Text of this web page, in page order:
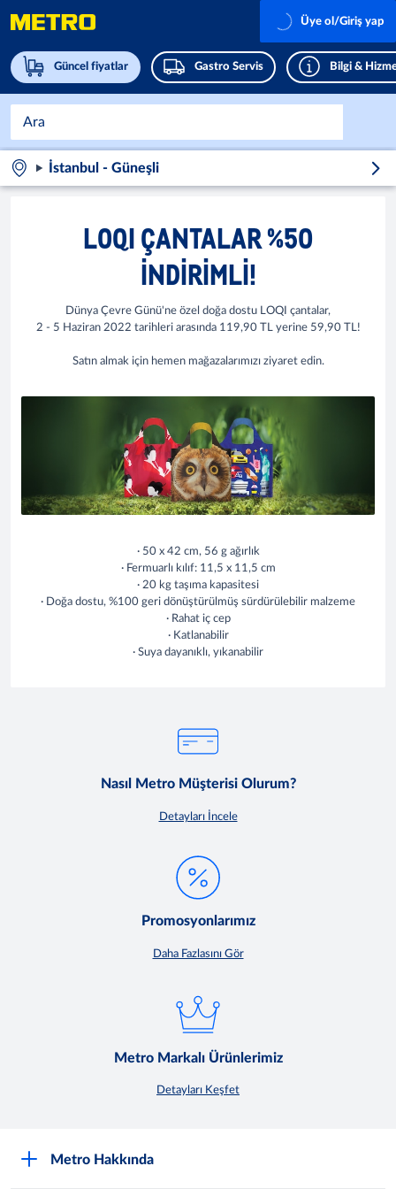
Güncel fiyatlar Gastro Servis Bilgi &
Üye ol/Giriş yap
İstanbul - Güneşli
LOQI ÇANTALAR %50
İNDİRİMLİ!
Dünya Çevre Günü'ne özel doğa dostu LOQI çantalar,
2 - 5 Haziran 2022 tarihleri arasında 119,90 TL yerine 59,90 TL!
Satın almak için hemen mağazalarımızı ziyaret edin.
· 50 x 42 cm, 56 g ağırlık
· Fermuarlı kılıf: 11,5 x 11,5 cm
· 20 kg taşıma kapasitesi
· Doğa dostu, %100 geri dönüştürülmüş sürdürülebilir malzeme
· Rahat iç cep
· Katlanabilir
· Suya dayanıklı, yıkanabilir
Nasıl Metro Müşterisi Olurum?
Detayları İncele
Promosyonlarımız
Daha Fazlasını Gör
Metro Markalı Ürünlerimiz
Detayları Keşfet
Metro Hakkında